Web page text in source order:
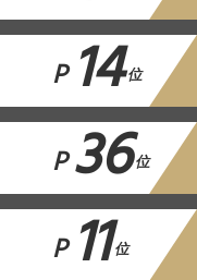
P 14位
P 36位
P 11 位